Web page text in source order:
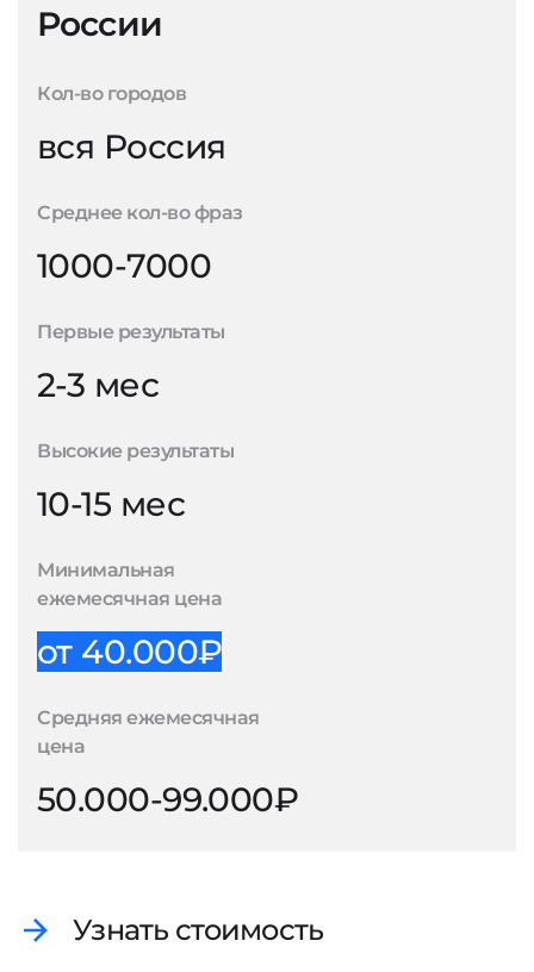
России
Кол-во городов
вся Россия
Среднее кол-во фраз
1000-7000
Первые результаты
2-3 мес
Высокие результаты
10-15 мес
Минимальная
ежемесячная цена
от 40.000₽
Средняя ежемесячная
цена
50.000-99.000₽
Узнать стоимость